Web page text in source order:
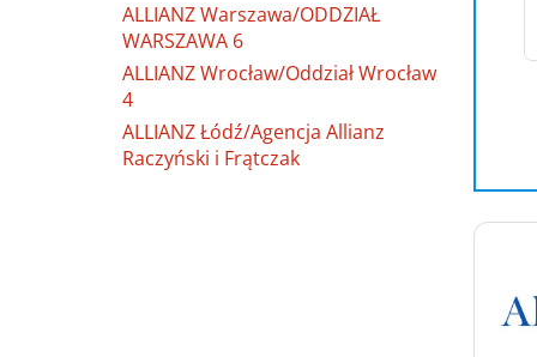
ALLIANZ Warszawa/ODDZIAŁ
WARSZAWA 6
ALLIANZ Wrocław/Oddział Wrocław
4
ALLIANZ Łódź/Agencja Allianz
Raczyński i Frątczak